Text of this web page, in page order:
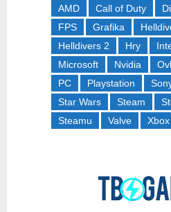
AMD Call of Duty
FPS
Grafika
Helldivers 2
Hry
Microsoft
Nvidia
PC
Playstation
Star Wars
Steam
Steamu
Valve Xbox